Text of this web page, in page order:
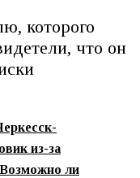
которого
что он
из-за
ли